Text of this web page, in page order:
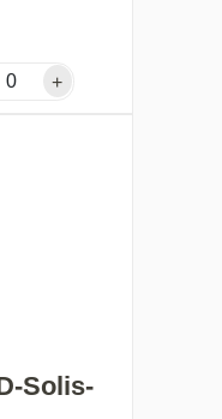
+
Solis-